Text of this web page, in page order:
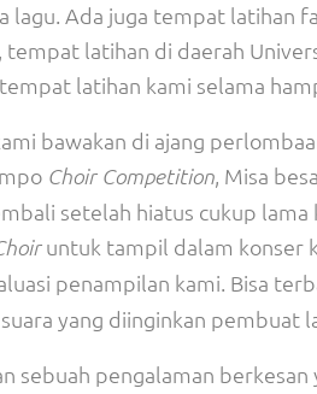
lagu. Ada juga tempat latihan
latihan di daerah
latihan kami selama
bawakan di ajang
Choir Competition, Misa
setelah hiatus cukup lama
untuk tampil dalam konser
penampilan kami. Bisa
yang diinginkan pembuat
sebuah pengalaman berkesan